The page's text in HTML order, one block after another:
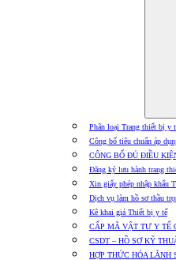
Phân loại Trang thiết bị y
Công bố tiêu chuẩn áp
CÔNG BỐ ĐỦ ĐIỀU
Đăng ký lưu hành trang
Xin giấy phép nhập khẩu
Dịch vụ làm hồ sơ thầu
Kê khai giá Thiết bị y tế
CẤP MÃ VẬT TƯ Y TẾ
CSDT – HỒ SƠ KỸ
HỢP THỨC HÓA LÃNH